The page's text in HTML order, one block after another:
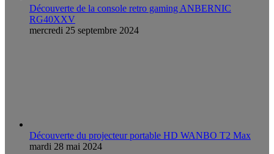
Découverte de la console retro gaming ANBERNIC
RG40XXV
mercredi 25 septembre 2024
Découverte du projecteur portable HD WANBO T2 Max
mardi 28 mai 2024